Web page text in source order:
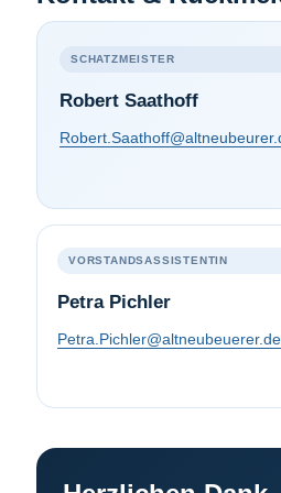
SCHATZMEISTER
Robert Saathoff
VORSTANDSASSISTENTIN
Petra Pichler
Petra.Pichler@altneubeuerer.de